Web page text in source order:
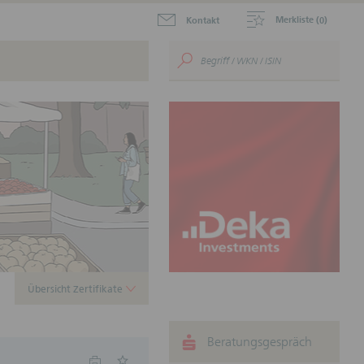
Kontakt Merkliste (0)
aktuellen Zertifikate zum
für Ihr
Beratungsgespräch
Übersicht Zertifikate